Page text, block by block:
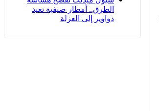
الطرق.. أمطار صيفية تعيد
دواوير إلى العزلة